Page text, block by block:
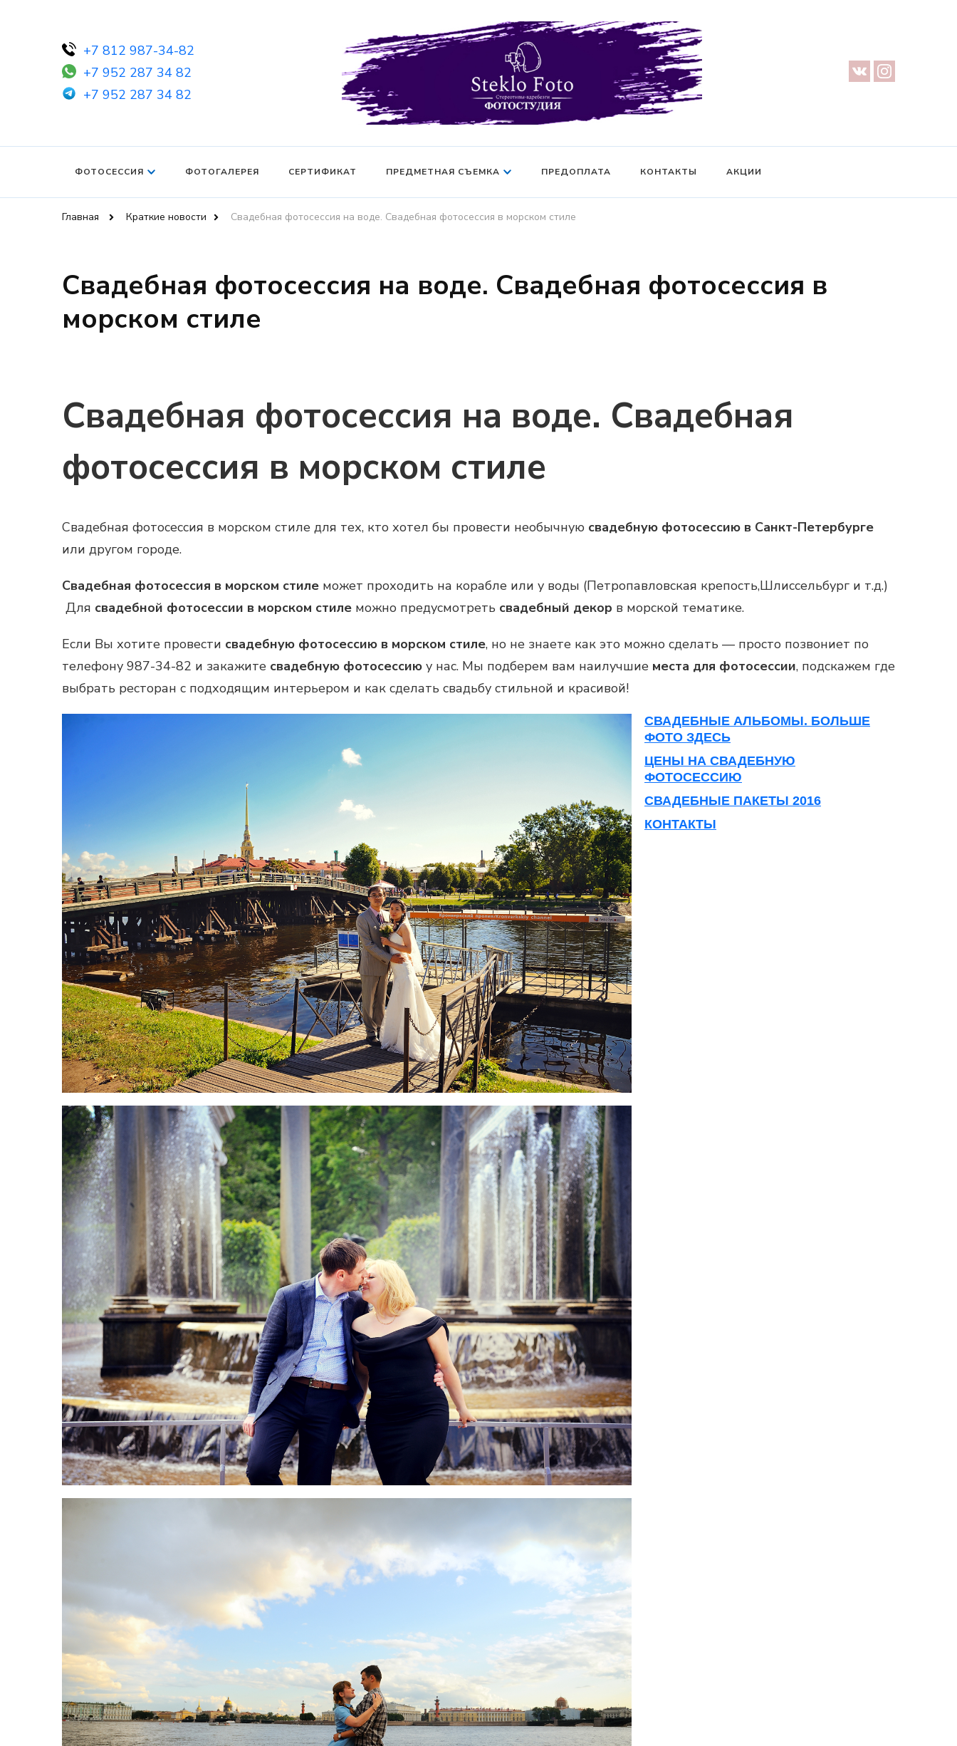
+7 812 987-34-82
+7 952 287 34 82
+7 952 287 34 82
манекен — Сертификат на фотосессию
ФОТОСЕССИЯ ФОТОГАЛЕРЕЯ СЕРТИФИКАТ ПРЕДМЕТНАЯ СЪЕМКА ПРЕДОПЛАТА КОНТАКТЫ АКЦИИ
Главная Краткие новости Свадебная фотосессия на воде. Свадебная фотосессия в морском стиле
Свадебная фотосессия на воде. Свадебная фотосессия в
морском стиле
Свадебная фотосессия на воде. Свадебная
фотосессия в морском стиле
Свадебная фотосессия в морском стиле для тех, кто хотел бы провести необычную свадебную фотосессию в Санкт-Петербурге
или другом городе.
Свадебная фотосессия в морском стиле может проходить на корабле или у воды (Петропавловская крепость,Шлиссельбург и т.д.)
Для свадебной фотосессии в морском стиле можно предусмотреть свадебный декор в морской тематике.
Если Вы хотите провести свадебную фотосессию в морском стиле, но не знаете как это можно сделать — просто позвониет по
телефону 987-34-82 и закажите свадебную фотосессию у нас. Мы подберем вам наилучшие места для фотосессии, подскажем где
выбрать ресторан с подходящим интерьером и как сделать свадьбу стильной и красивой!
СВАДЕБНЫЕ АЛЬБОМЫ. БОЛЬШЕ
ФОТО ЗДЕСЬ
ЦЕНЫ НА СВАДЕБНУЮ
ФОТОСЕССИЮ
СВАДЕБНЫЕ ПАКЕТЫ 2016
КОНТАКТЫ